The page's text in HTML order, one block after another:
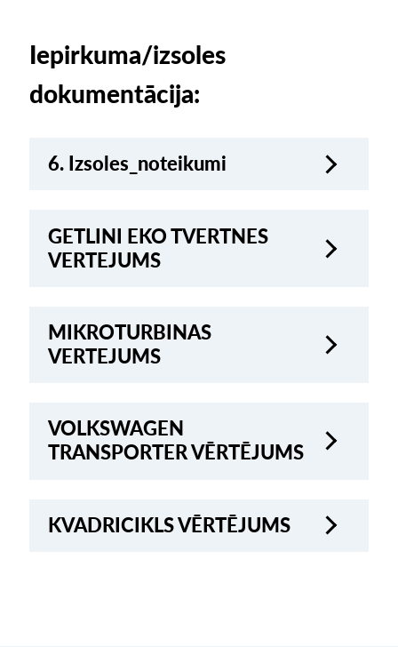
Iepirkuma/izsoles
dokumentācija:
6. Izsoles_noteikumi
GETLINI EKO TVERTNES
VERTEJUMS
MIKROTURBINAS
VERTEJUMS
VOLKSWAGEN
TRANSPORTER VĒRTĒJUMS
KVADRICIKLS VĒRTĒJUMS